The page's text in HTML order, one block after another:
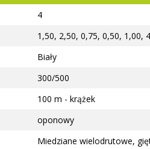
4
1,50, 2,50, 0,75, 0,50, 1,00,
Biały
300/500
100 m - krążek
oponowy
Miedziane wielodrutowe,